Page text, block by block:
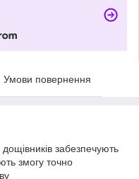
Умови повернення
забезпечують
змогу точно